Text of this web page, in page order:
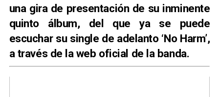
una gira de presentación de su inminente
quinto álbum, del que ya se puede
escuchar su single de adelanto ‘No Harm’,
a través de la web oficial de la banda.